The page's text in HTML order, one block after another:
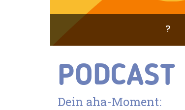
PODCAST
Dein aha-Moment: